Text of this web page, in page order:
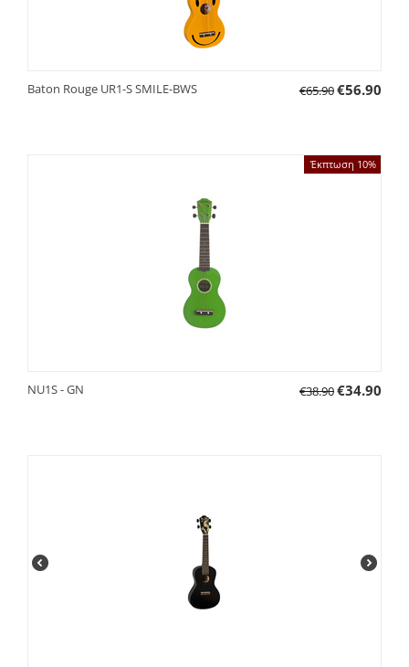
Baton Rouge UR1-S SMILE-BWS €65.90€56.90
Έκπτωση 10%
NU1S - GN €38.90€34.90